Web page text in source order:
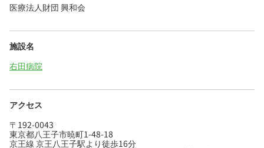
医療法人財団 興和会
施設名
右田病院
アクセス
〒192-0043
東京都八王子市暁町1-48-18
京王線 京王八王子駅より徒歩16分